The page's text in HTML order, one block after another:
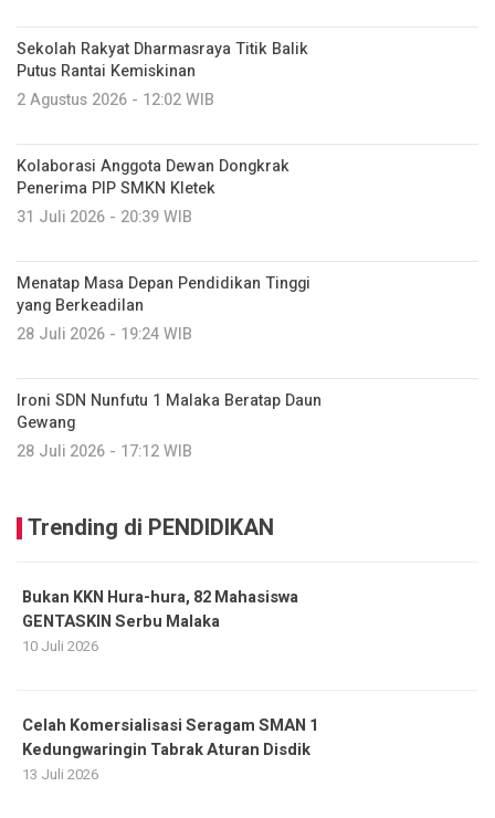
Sekolah Rakyat Dharmasraya Titik Balik
Putus Rantai Kemiskinan
2 Agustus 2026 - 12:02 WIB
Kolaborasi Anggota Dewan Dongkrak
Penerima PIP SMKN Kletek
31 Juli 2026 - 20:39 WIB
Menatap Masa Depan Pendidikan Tinggi
yang Berkeadilan
28 Juli 2026 - 19:24 WIB
Ironi SDN Nunfutu 1 Malaka Beratap Daun
Gewang
28 Juli 2026 - 17:12 WIB
Trending di PENDIDIKAN
Bukan KKN Hura-hura, 82 Mahasiswa
GENTASKIN Serbu Malaka
10 Juli 2026
Celah Komersialisasi Seragam SMAN 1
Kedungwaringin Tabrak Aturan Disdik
13 Juli 2026